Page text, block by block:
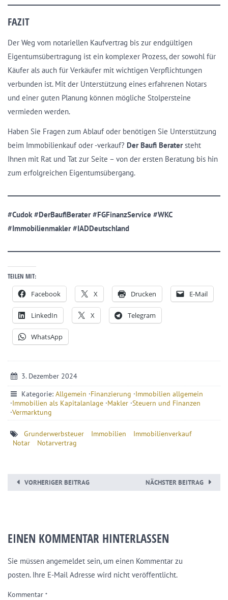
FAZIT
Der Weg vom notariellen Kaufvertrag bis zur endgültigen
Eigentumsübertragung ist ein komplexer Prozess, der sowohl für
Käufer als auch für Verkäufer mit wichtigen Verpflichtungen
verbunden ist. Mit der Unterstützung eines erfahrenen Notars
und einer guten Planung können mögliche Stolpersteine
vermieden werden.
Haben Sie Fragen zum Ablauf oder benötigen Sie Unterstützung
beim Immobilienkauf oder -verkauf? Der Baufi Beratersteht
Ihnen mit Rat und Tat zur Seite – von der ersten Beratung bis hin
zum erfolgreichen Eigentumsübergang.
#Cudok #DerBaufiBerater #FGFinanzService #WKC
#Immobilienmakler #IADDeutschland
TEILEN MIT:
Facebook X Drucken E-Mail
LinkedIn X Telegram
WhatsApp
3. Dezember 2024
Kategorie: Allgemein ·Finanzierung ·Immobilien allgemein
·Immobilien als Kapitalanlage ·Makler ·Steuern und Finanzen
·Vermarktung
Grunderwerbsteuer Immobilien
Immobilienverkauf
Notar
Notarvertrag
VORHERIGER BEITRAG NÄCHSTER BEITRAG
EINEN KOMMENTAR HINTERLASSEN
Sie müssen angemeldet sein, um einen Kommentar zu
posten. Ihre E-Mail Adresse wird nicht veröffentlicht.
Kommentar *